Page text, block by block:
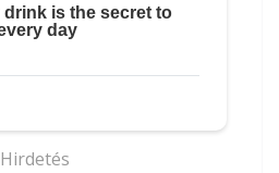
Hirdetés